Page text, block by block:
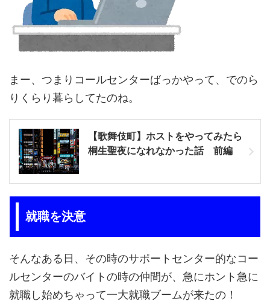
まー、つまりコールセンターばっかやって、でのら
りくらり暮らしてたのね。
【歌舞伎町】ホストをやってみたら
桐生聖夜になれなかった話 前編
就職を決意
そんなある日、その時のサポートセンター的なコー
ルセンターのバイトの時の仲間が、急にホント急に
就職し始めちゃって一大就職ブームが来たの！